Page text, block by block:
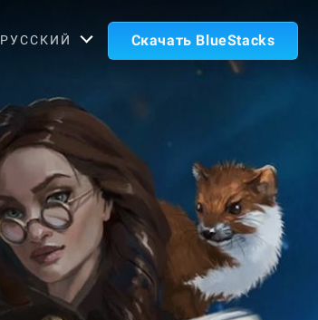
РУССКИЙ Скачать BlueStacks